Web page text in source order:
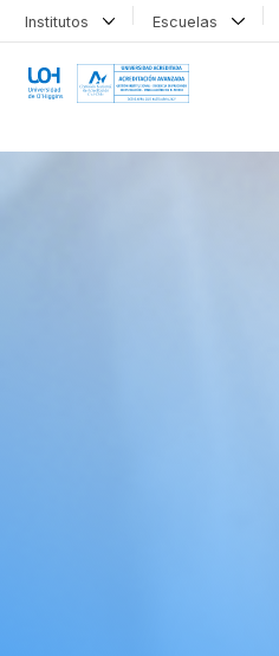
Institutos Escuelas